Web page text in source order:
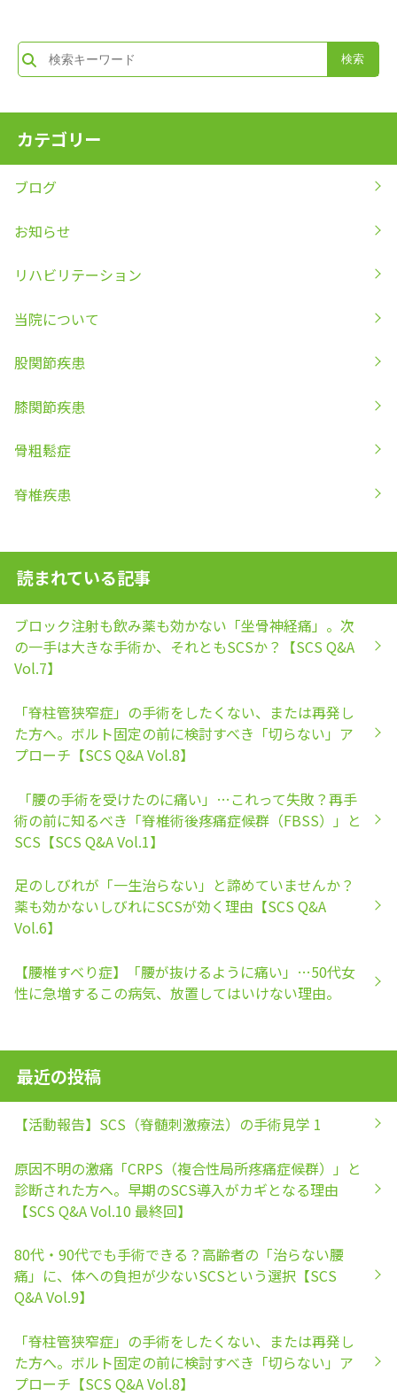
カテゴリー
ブログ
お知らせ
リハビリテーション
当院について
股関節疾患
膝関節疾患
骨粗鬆症
脊椎疾患
読まれている記事
ブロック注射も飲み薬も効かない「坐骨神経痛」。次
の一手は大きな手術か、それともSCSか？【SCS Q&A
Vol.7】
「脊柱管狭窄症」の手術をしたくない、または再発し
た方へ。ボルト固定の前に検討すべき「切らない」ア
プローチ【SCS Q&A Vol.8】
「腰の手術を受けたのに痛い」…これって失敗？再手
術の前に知るべき「脊椎術後疼痛症候群（FBSS）」と
SCS【SCS Q&A Vol.1】
足のしびれが「一生治らない」と諦めていませんか？
薬も効かないしびれにSCSが効く理由【SCS Q&A
Vol.6】
【腰椎すべり症】「腰が抜けるように痛い」…50代女
性に急増するこの病気、放置してはいけない理由。
最近の投稿
【活動報告】SCS（脊髄刺激療法）の手術見学 1
原因不明の激痛「CRPS（複合性局所疼痛症候群）」と
診断された方へ。早期のSCS導入がカギとなる理由
【SCS Q&A Vol.10 最終回】
80代・90代でも手術できる？高齢者の「治らない腰
痛」に、体への負担が少ないSCSという選択【SCS
Q&A Vol.9】
「脊柱管狭窄症」の手術をしたくない、または再発し
た方へ。ボルト固定の前に検討すべき「切らない」ア
プローチ【SCS Q&A Vol.8】